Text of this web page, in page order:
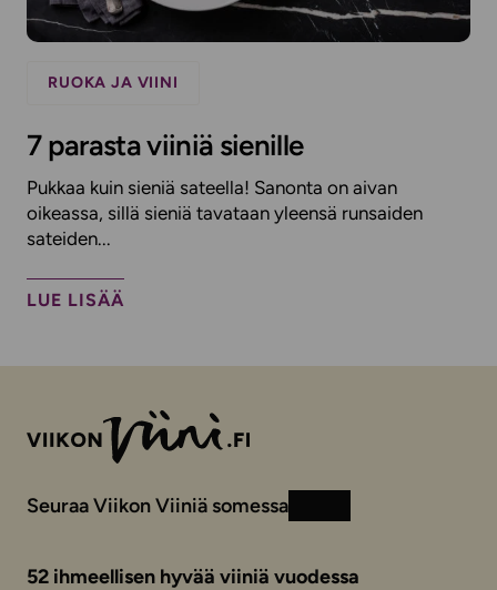
RUOKA JA VIINI
7 parasta viiniä sienille
Pukkaa kuin sieniä sateella! Sanonta on aivan
oikeassa, sillä sieniä tavataan yleensä runsaiden
sateiden...
LUE LISÄÄ
Seuraa Viikon Viiniä somessa
52 ihmeellisen hyvää viiniä vuodessa